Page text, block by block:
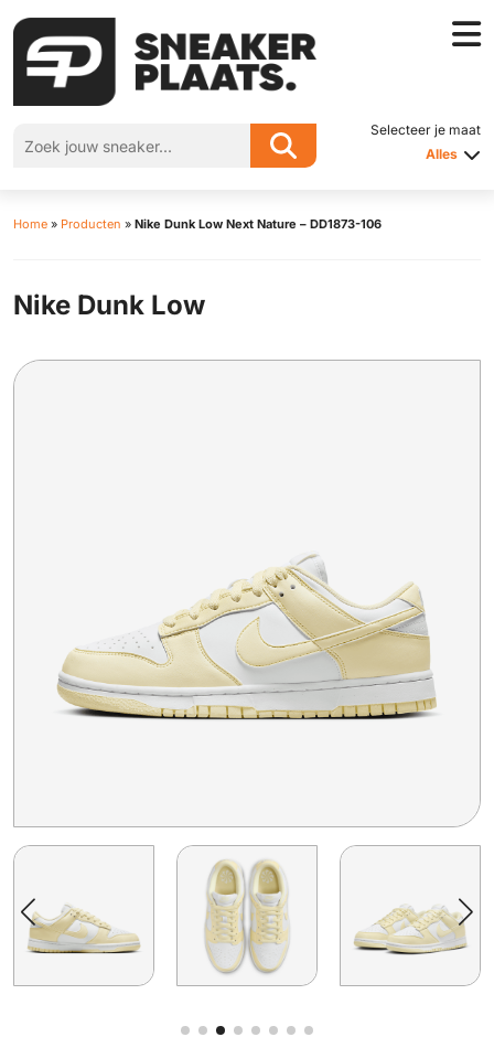
Selecteer je maat
Alles
Home » Producten » Nike Dunk Low Next Nature – DD1873-106
Nike Dunk Low